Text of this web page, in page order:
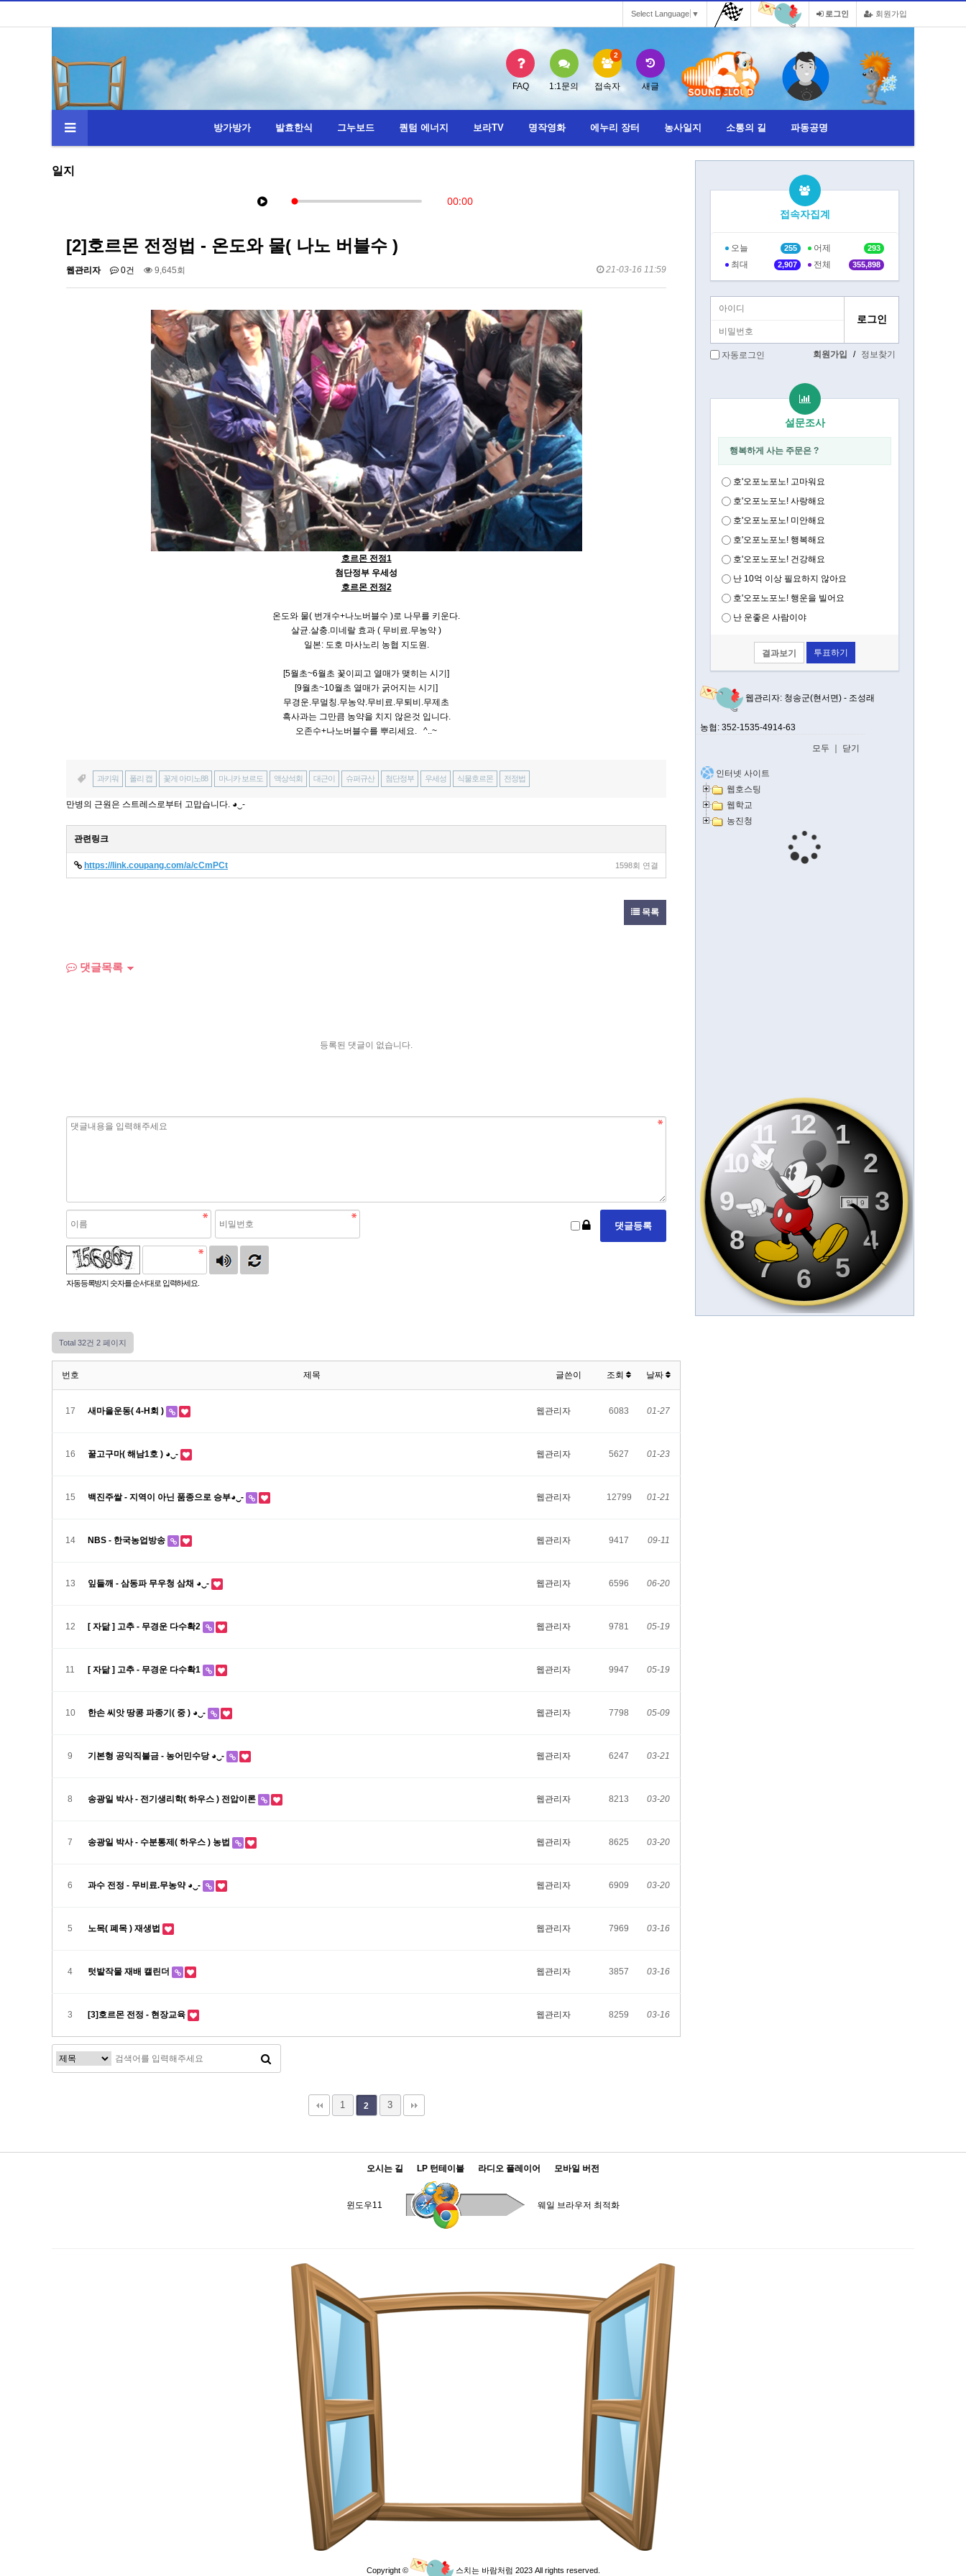
회원가입
로그인
Select Language ▼
FAQ 1:1문의 접속자
2
새글
방가방가 발효한식 그누보드 퀀텀 에너지 보라TV 명작영화 에누리 장터 농사일지 소통의 길 파동공명
일지
[2]호르몬 전정법 - 온도와 물( 나노 버블수 )
웹관리자 0건 9,645회 21-03-16 11:59
호르몬 전정1
첨단정부 우세성
호르몬 전정2
온도와 물( 번개수+나노버블수 )로 나무를 키운다.
살균.살충.미네랄 효과 ( 무비료.무농약 )
일본: 도호 마사노리 농협 지도원.
[5월초~6월초 꽃이피고 열매가 맺히는 시기]
[9월초~10월초 열매가 굵어지는 시기]
무경운.무멀칭.무농약.무비료.무퇴비.무제초
흑사과는 그만큼 농약을 치지 않은것 입니다.
오존수+나노버블수를 뿌리세요. ^..~
과키워 폴리 캡 꽃게 아미노88 마니카 보르도 액상석회 대근이 슈퍼규산 첨단정부 우세성 식물호르몬 전정법
만병의 근원은 스트레스로부터 고맙습니다. ◕‿-
관련링크
https://link.coupang.com/a/cCmPCt 1598회 연결
목록
댓글목록
등록된 댓글이 없습니다.
자동등록방지 숫자를 순서대로 입력하세요.
Total 32건 2 페이지
번호 제목 글쓴이 조회 날짜
17 새마을운동( 4-H회 ) 웹관리자 6083 01-27
16 꿀고구마( 해남1호 ) ◕‿- 웹관리자 5627 01-23
15 백진주쌀 - 지역이 아닌 품종으로 승부◕‿- 웹관리자 12799 01-21
14 NBS - 한국농업방송 웹관리자 9417 09-11
13 잎들깨 - 삼동파 무우청 삼채 ◕‿- 웹관리자 6596 06-20
12 [ 자닮 ] 고추 - 무경운 다수확2 웹관리자 9781 05-19
11 [ 자닮 ] 고추 - 무경운 다수확1 웹관리자 9947 05-19
10 한손 씨앗 땅콩 파종기( 중 ) ◕‿- 웹관리자 7798 05-09
9 기본형 공익직불금 - 농어민수당 ◕‿- 웹관리자 6247 03-21
8 송광일 박사 - 전기생리학( 하우스 ) 전압이론 웹관리자 8213 03-20
7 송광일 박사 - 수분통제( 하우스 ) 농법 웹관리자 8625 03-20
6 과수 전정 - 무비료.무농약 ◕‿- 웹관리자 6909 03-20
5 노목( 폐목 ) 재생법 웹관리자 7969 03-16
4 텃밭작물 재배 캘린더 웹관리자 3857 03-16
3 [3]호르몬 전정 - 현장교육 웹관리자 8259 03-16
1 2 3
접속자집계
오늘 255 어제 293
최대 2,907 전체 355,898
자동로그인 회원가입 / 정보찾기
설문조사
행복하게 사는 주문은 ?
호'오포노포노! 고마워요
호'오포노포노! 사랑해요
호'오포노포노! 미안해요
호'오포노포노! 행복해요
호'오포노포노! 건강해요
난 10억 이상 필요하지 않아요
호'오포노포노! 행운을 빌어요
난 운좋은 사람이야
결과보기
웹관리자: 청송군(현서면) - 조성래
농협: 352-1535-4914-63
모두 ｜ 닫기
인터넷 사이트
웹호스팅
웹학교
농진청
오시는 길 LP 턴테이블 라디오 플레이어 모바일 버전
윈도우11 웨일 브라우저 최적화
Copyright © 스치는 바람처럼 2023 All rights reserved.